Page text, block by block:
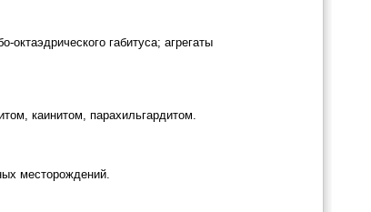
октаэдрического габитуса; агрегаты
каинитом, парахильгардитом.
месторождений.